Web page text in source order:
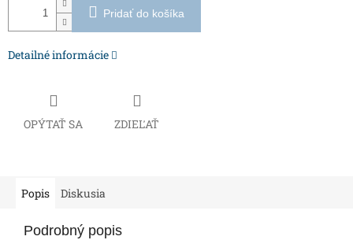
Pridať do košíka
Detailné informácie
OPÝTAŤ SA ZDIEĽAŤ
Popis Diskusia
Podrobný popis